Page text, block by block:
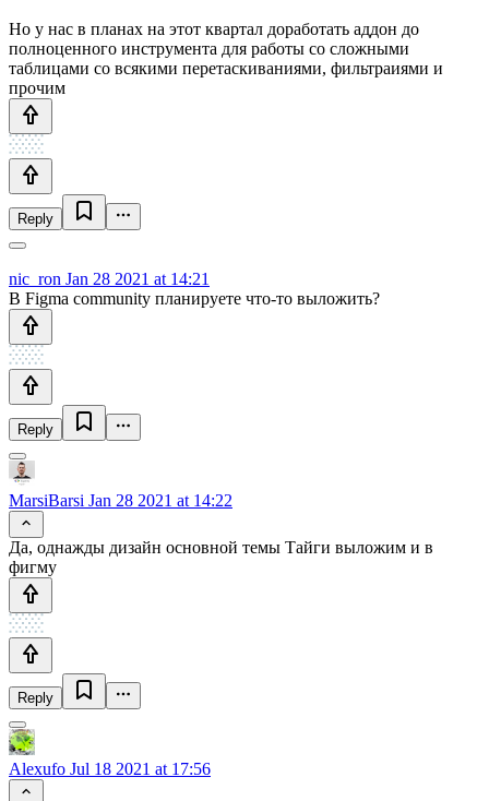
Но у нас в планах на этот квартал доработать аддон до
полноценного инструмента для работы со сложными
таблицами со всякими перетаскиваниями, фильтраиями и
прочим
Reply
nic_ron Jan 28 2021 at 14:21
В Figma community планируете что-то выложить?
Reply
MarsiBarsi Jan 28 2021 at 14:22
Да, однажды дизайн основной темы Тайги выложим и в
фигму
Reply
Alexufo Jul 18 2021 at 17:56